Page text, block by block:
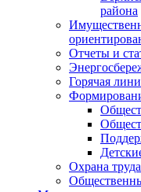
района
Отчеты и
Горячая
Охрана труда